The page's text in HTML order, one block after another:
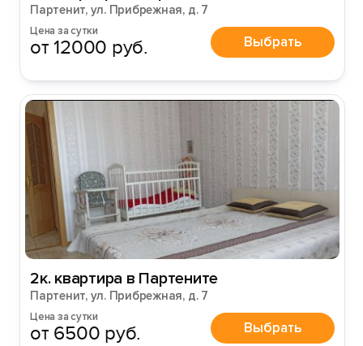
Партенит, ул. Прибрежная, д. 7
Цена за сутки
от 12000 руб. Выбрать
2к. квартира в Партените
Партенит, ул. Прибрежная, д. 7
Цена за сутки
от 6500 руб. Выбрать